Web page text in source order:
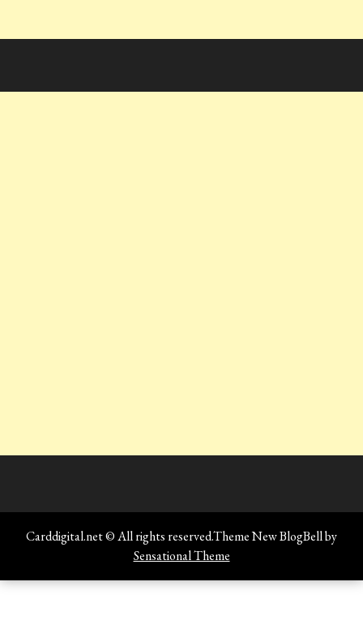
Carddigital.net © All rights reserved.Theme New BlogBell by
Sensational Theme